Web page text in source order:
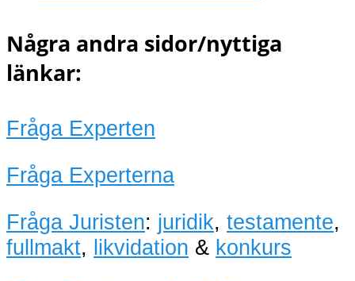
Några andra sidor/nyttiga
länkar:
Fråga Experten
Fråga Experterna
Fråga Juristen: juridik, testamente,
fullmakt, likvidation & konkurs